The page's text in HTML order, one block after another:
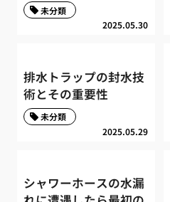
2025.05.30
未分類
排水トラップの封水技
術とその重要性
2025.05.29
未分類
シャワーホースの水漏